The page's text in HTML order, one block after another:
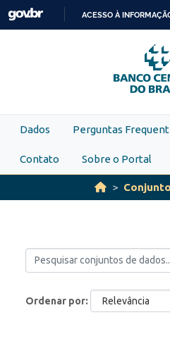
Skip to main content
O
ACESSO À
Dados Perguntas
Contato Sobre o Portal
Ordenar por